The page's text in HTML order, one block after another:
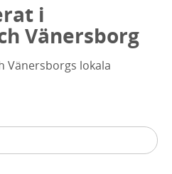
i
Vänersborg
Vänersborgs lokala